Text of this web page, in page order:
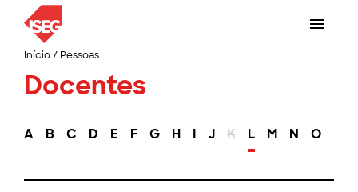
Início/ Pessoas
Docentes
A B C D E F G H I J K L M N O